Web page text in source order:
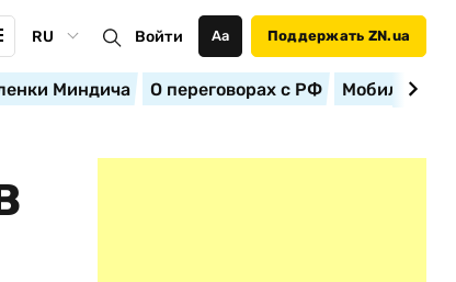
RU Войти Аа Поддержать ZN.ua
Миндича О переговорах с РФ